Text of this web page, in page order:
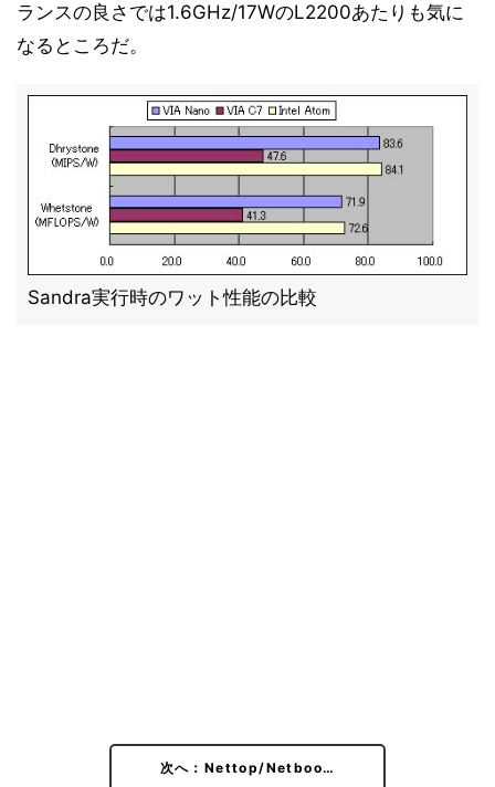
ランスの良さでは1.6GHz/17WのL2200あたりも気に
なるところだ。
Sandra実行時のワット性能の比較
次へ：Nettop/Netboo…